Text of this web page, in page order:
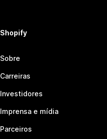
Shopify
Sobre
Carreiras
Investidores
Imprensa e mídia
Parceiros